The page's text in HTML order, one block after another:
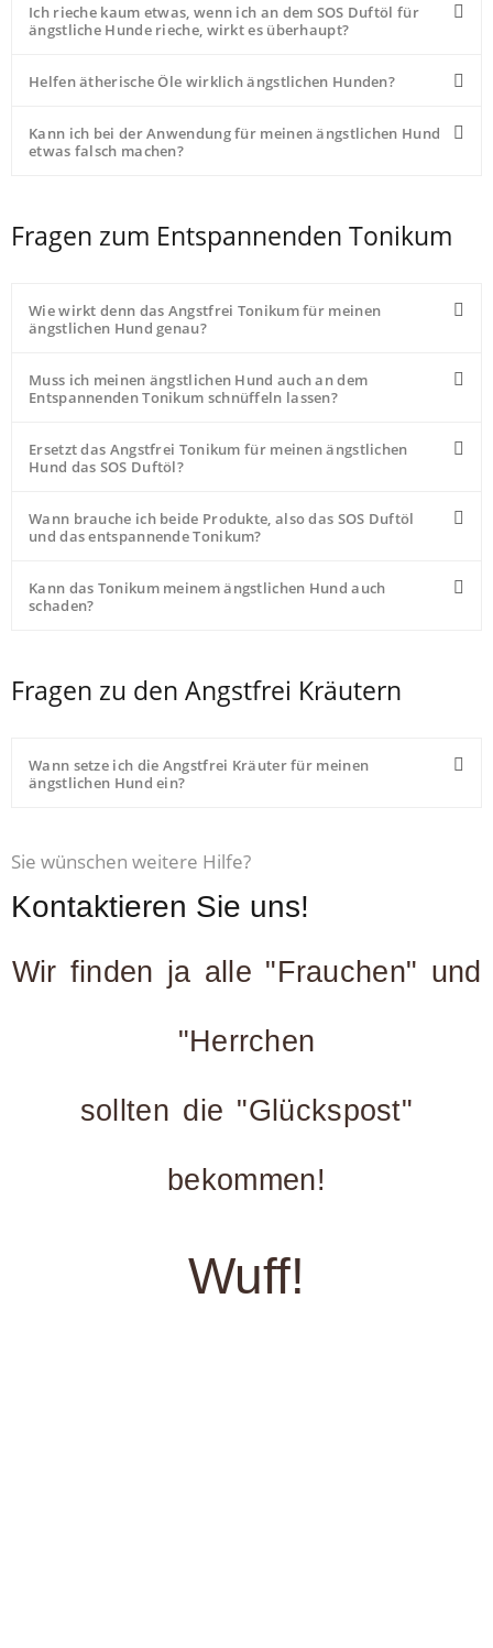
Ich rieche kaum etwas, wenn ich an dem SOS Duftöl für
ängstliche Hunde rieche, wirkt es überhaupt?
Helfen ätherische Öle wirklich ängstlichen Hunden?
Kann ich bei der Anwendung für meinen ängstlichen Hund
etwas falsch machen?
Fragen zum Entspannenden Tonikum
Wie wirkt denn das Angstfrei Tonikum für meinen
ängstlichen Hund genau?
Muss ich meinen ängstlichen Hund auch an dem
Entspannenden Tonikum schnüffeln lassen?
Ersetzt das Angstfrei Tonikum für meinen ängstlichen
Hund das SOS Duftöl?
Wann brauche ich beide Produkte, also das SOS Duftöl
und das entspannende Tonikum?
Kann das Tonikum meinem ängstlichen Hund auch
schaden?
Fragen zu den Angstfrei Kräutern
Wann setze ich die Angstfrei Kräuter für meinen
ängstlichen Hund ein?
Sie wünschen weitere Hilfe?
Kontaktieren Sie uns!
Wir finden ja alle "Frauchen" und
"Herrchen
sollten die "Glückspost"
bekommen!
Wuff!